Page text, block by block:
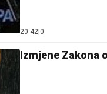
20:42 0
Izmjene Zakona